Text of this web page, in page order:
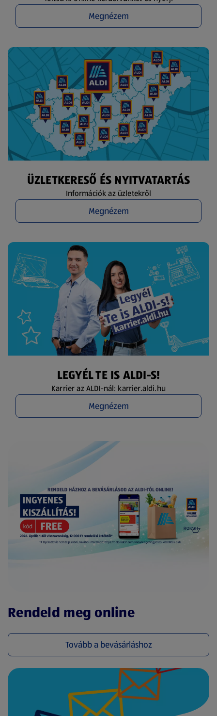
Megnézem
ÜZLETKERESŐ ÉS NYITVATARTÁS
Információk az üzletekről
Megnézem
LEGYÉL TE IS ALDI-S!
Karrier az ALDI-nál: karrier.aldi.hu
Megnézem
Rendeld meg online
Tovább a bevásárláshoz
(új oldalon nyílik meg)